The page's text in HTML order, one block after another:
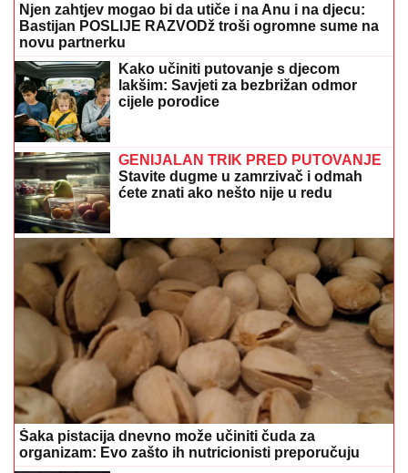
Njen zahtjev mogao bi da utiče i na Anu i na djecu:
Bastijan POSLIJE RAZVODž troši ogromne sume na
novu partnerku
Kako učiniti putovanje s djecom
lakšim: Savjeti za bezbrižan odmor
cijele porodice
GENIJALAN TRIK PRED PUTOVANJE
Stavite dugme u zamrzivač i odmah
ćete znati ako nešto nije u redu
Šaka pistacija dnevno može učiniti čuda za
organizam: Evo zašto ih nutricionisti preporučuju